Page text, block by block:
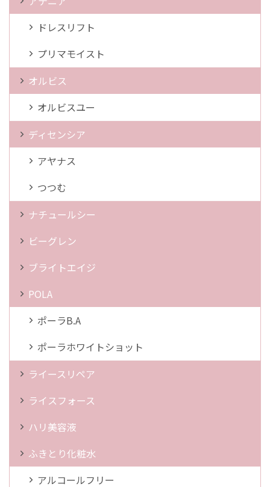
ドレスリフト
プリマモイスト
オルビス
オルビスユー
ディセンシア
アヤナス
つつむ
ナチュールシー
ビーグレン
ブライトエイジ
POLA
ポーラB.A
ポーラホワイトショット
ライースリペア
ライスフォース
ハリ美容液
ふきとり化粧水
アルコールフリー